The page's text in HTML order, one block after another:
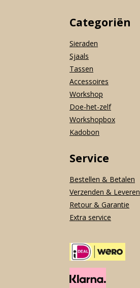
Categoriën
Sieraden
Sjaals
Tassen
Accessoires
Workshop
Doe-het-zelf
Workshopbox
Kadobon
Service
Bestellen & Betalen
Verzenden & Leveren
Retour & Garantie
Extra service